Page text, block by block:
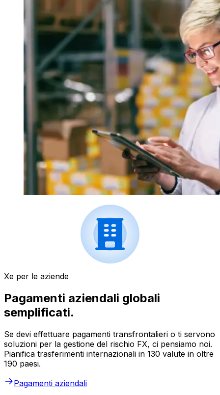
Xe per le aziende
Pagamenti aziendali globali
semplificati.
Se devi effettuare pagamenti transfrontalieri o ti servono
soluzioni per la gestione del rischio FX, ci pensiamo noi.
Pianifica trasferimenti internazionali in 130 valute in oltre
190 paesi.
Pagamenti aziendali